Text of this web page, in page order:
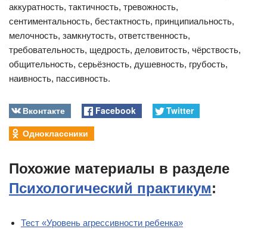
аккуратность, тактичность, тревожность,
сентиментальность, бестактность, принципиальность,
мелочность, замкнутость, ответственность,
требовательность, щедрость, деловитость, чёрствость,
общительность, серьёзность, душевность, грубость,
наивность, пассивность.
Вконтакте Facebook
Twitter
Одноклассники
Похожие материалы в разделе
Психологический практикум:
Тест «Уровень агрессивности ребенка»